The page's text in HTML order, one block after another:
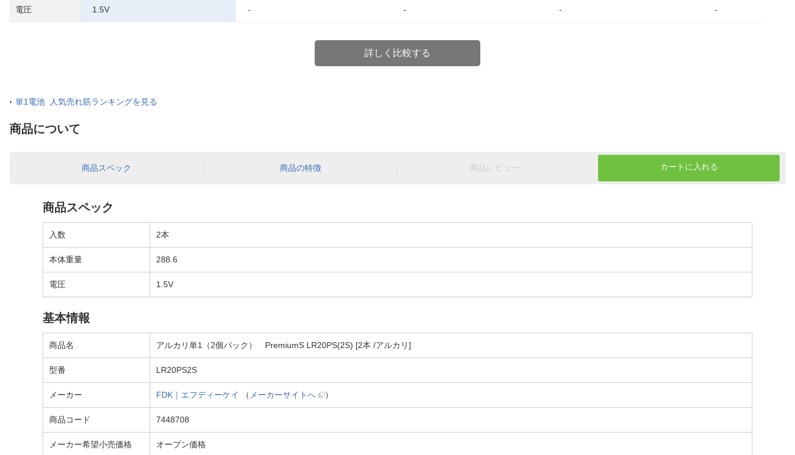
電圧 1.5V - - - -
詳しく比較する
単1電池 人気売れ筋ランキングを見る
商品について
カートに入れる
商品スペック 商品の特徴 商品レビュー
商品スペック
入数 2本
本体重量 288.6
電圧 1.5V
基本情報
商品名 アルカリ単1（2個パック） PremiumS LR20PS(2S) [2本 /アルカリ]
型番 LR20PS2S
メーカー FDK｜エフディーケイ （ メーカーサイトへ ）
商品コード 7448708
メーカー希望小売価格 オープン価格